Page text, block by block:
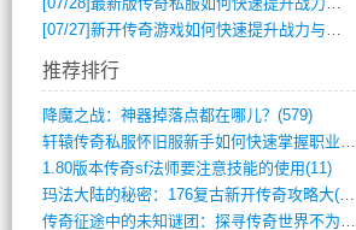
[07/27]新开传奇游戏如何快速提升战力与获取稀有装备？
推荐排行
降魔之战：神器掉落点都在哪儿？(579)
轩辕传奇私服怀旧服新手如何快速掌握职业选(993)
1.80版本传奇sf法师要注意技能的使用(11)
玛法大陆的秘密：176复古新开传奇攻略大(486)
传奇征途中的未知谜团：探寻传奇世界不为人(595)